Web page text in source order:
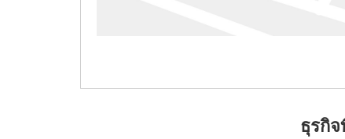
ธุรกิ